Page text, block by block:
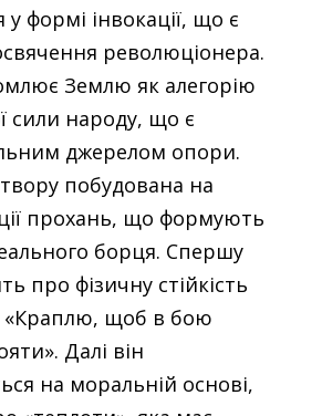
у формі інвокації, що є
революціонера.
Землю як алегорію
сили народу, що є
джерелом опори.
побудована на
прохань, що формують
борця. Спершу
про фізичну стійкість
«Краплю, щоб в бою
Далі він
на моральній основі,